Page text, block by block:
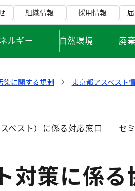
組織情報 採用情報
ルギー 自然環境 廃
染に関する規制
東京都アスベスト
ベスト）に係る対応窓口 セ
対策に係る